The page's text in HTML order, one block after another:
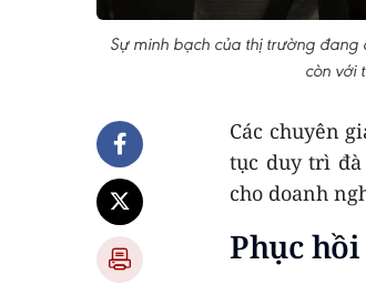
Sự minh bạch của thị trường
còn với
Các chuyên
tục duy trì
cho doanh
Phục